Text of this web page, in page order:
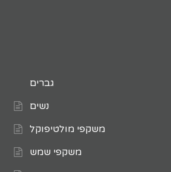
גברים
נשים
משקפי מולטיפוקל
משקפי שמש